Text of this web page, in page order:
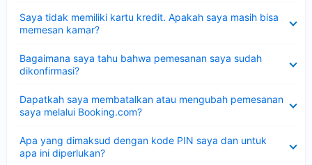
Saya tidak memiliki kartu kredit. Apakah saya masih bisa
memesan kamar?
Bagaimana saya tahu bahwa pemesanan saya sudah
dikonfirmasi?
Dapatkah saya membatalkan atau mengubah pemesanan
saya melalui Booking.com?
Apa yang dimaksud dengan kode PIN saya dan untuk
apa ini diperlukan?